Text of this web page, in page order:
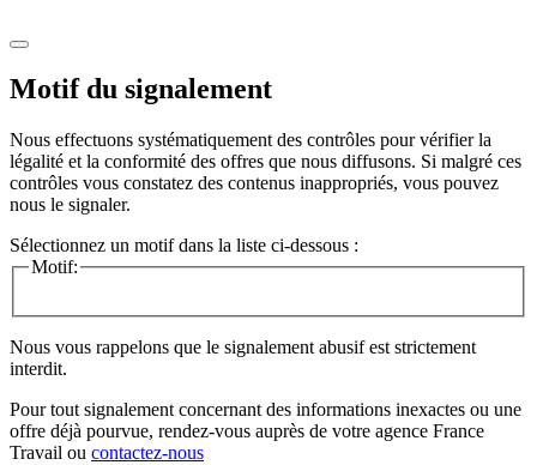
Motif du signalement
Nous effectuons systématiquement des contrôles pour vérifier la
légalité et la conformité des offres que nous diffusons. Si malgré ces
contrôles vous constatez des contenus inappropriés, vous pouvez
nous le signaler.
Sélectionnez un motif dans la liste ci-dessous :
Motif:
Nous vous rappelons que le signalement abusif est strictement
interdit.
Pour tout signalement concernant des informations inexactes ou une
offre déjà pourvue, rendez-vous auprès de votre agence France
Travail ou contactez-nous